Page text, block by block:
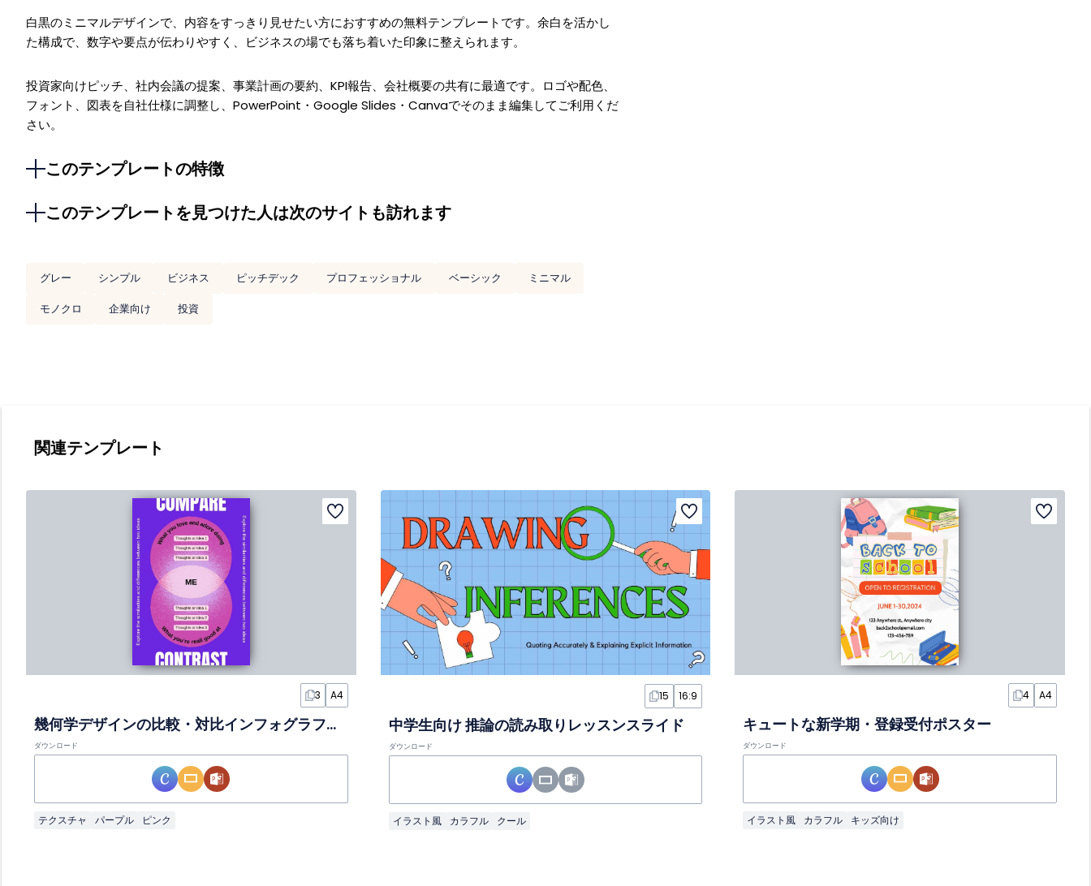
白黒のミニマルデザインで、内容をすっきり見せたい方におすすめの無料テンプレートです。余白を活かし
た構成で、数字や要点が伝わりやすく、ビジネスの場でも落ち着いた印象に整えられます。
投資家向けピッチ、社内会議の提案、事業計画の要約、KPI報告、会社概要の共有に最適です。ロゴや配色、
フォント、図表を自社仕様に調整し、PowerPoint・Google Slides・Canvaでそのまま編集してご利用くだ
さい。
このテンプレートの特徴
このテンプレートを見つけた人は次のサイトも訪れます
グレー シンプル ビジネス ピッチデック プロフェッショナル ベーシック
ミニマル
モノクロ
企業向け 投資
関連テンプレート
3 A4
幾何学デザインの比較・対比インフォグラフィックスライド
ダウンロード
テクスチャ パープル ピンク
15 16:9
中学生向け 推論の読み取りレッスンスライド
ダウンロード
イラスト風 カラフル クール
4 A4
キュートな新学期・登録受付ポスター
ダウンロード
イラスト風 カラフル キッズ向け